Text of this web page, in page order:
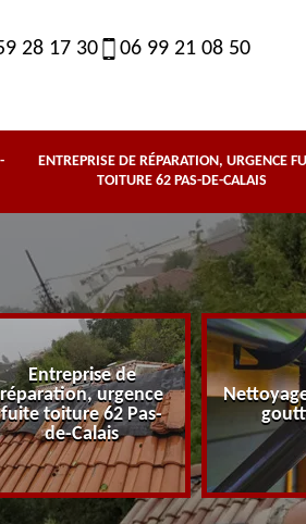
28 17 30 06 99 21 08 50
ENTREPRISE DE RÉPARATION, URGENCE
TOITURE 62 PAS-DE-CALAIS
Entreprise de
réparation, urgence
fuite toiture 62 Pas-
de-Calais